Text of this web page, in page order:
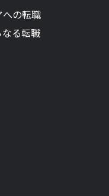
の転職
る転職